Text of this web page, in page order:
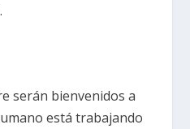
serán bienvenidos a
está trabajando